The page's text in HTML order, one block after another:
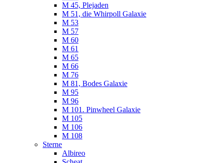
M 45, Plejaden
M 51, die Whirpoll Galaxie
M 53
M 57
M 60
M 61
M 65
M 66
M 76
M 81, Bodes Galaxie
M 95
M 96
M 101. Pinwheel Galaxie
M 105
M 106
M 108
Sterne
Albireo